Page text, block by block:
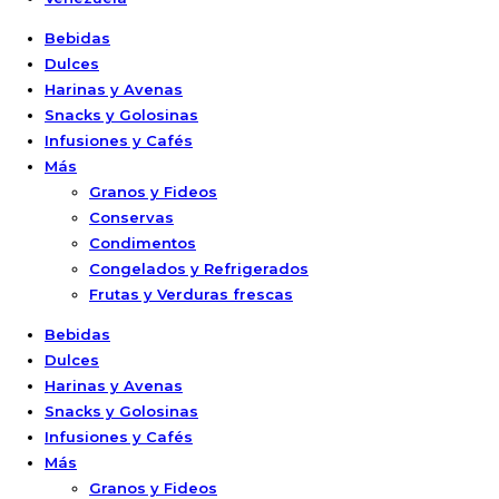
Bebidas
Dulces
Harinas y Avenas
Snacks y Golosinas
Infusiones y Cafés
Más
Granos y Fideos
Conservas
Condimentos
Congelados y Refrigerados
Frutas y Verduras frescas
Bebidas
Dulces
Harinas y Avenas
Snacks y Golosinas
Infusiones y Cafés
Más
Granos y Fideos